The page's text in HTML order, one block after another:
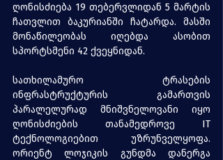
ღონისძიება 19 თებერვლიდან 5 მარტის
ჩათვლით ბაკურიანში ჩატარდა. მასში
მონაწილეობას იღებდა ასობით
სპორტსმენი 42 ქვეყნიდან.
სათხილამურო ტრასების
ინფრასტრუქტურის გამართვის
პარალელურად მნიშვნელოვანი იყო
ღონისძიების თანამედროვე IT
ტექნოლოგიებით უზრუნველყოფა.
ორიენტ ლოჯიკის გუნდმა დანერგა